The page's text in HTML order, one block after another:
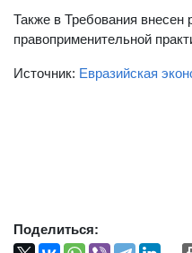
Также в Требования внесен
правоприменительной
Источник: Евразийская
Поделиться: